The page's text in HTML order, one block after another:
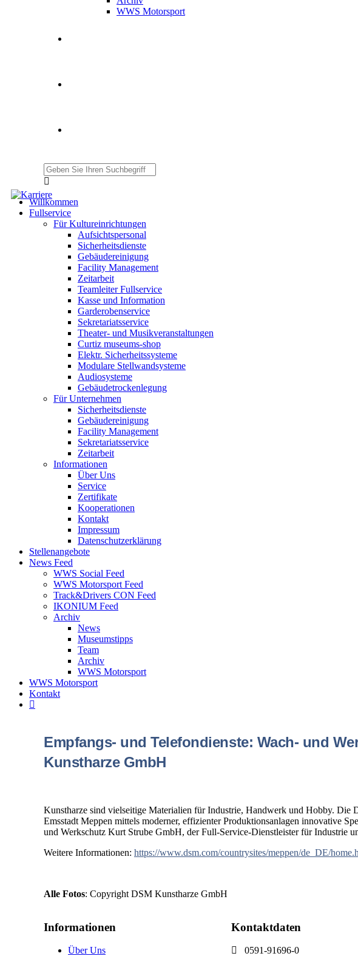
WWS Motorsport
Willkommen
Fullservice
Für Kultureinrichtungen
Aufsichtspersonal
Sicherheitsdienste
Gebäudereinigung
Facility Management
Zeitarbeit
Teamleiter Fullservice
Kasse und Information
Garderobenservice
Sekretariatsservice
Theater- und Musikveranstaltungen
Curtiz museums-shop
Elektr. Sicherheitssysteme
Modulare Stellwandsysteme
Audiosysteme
Gebäudetrockenlegung
Für Unternehmen
Sicherheitsdienste
Gebäudereinigung
Facility Management
Sekretariatsservice
Zeitarbeit
Informationen
Über Uns
Service
Zertifikate
Kooperationen
Kontakt
Impressum
Datenschutzerklärung
Stellenangebote
News Feed
WWS Social Feed
WWS Motorsport Feed
Track&Drivers CON Feed
IKONIUM Feed
Archiv
News
Museumstipps
Team
Archiv
WWS Motorsport
WWS Motorsport
Kontakt
Empfangs- und Telefondienste: Wach- und
Kunstharze GmbH
Kunstharze sind vielseitige Materialien für Industrie, Handwerk und Hobby.
Emsstadt Meppen mittels moderner, effizienter Produktionsanlagen innovative
und Werkschutz Kurt Strube GmbH, der Full-Service-Dienstleister für Industrie
Weitere Informationen: https://www.dsm.com/countrysites/meppen/de_DE/
Alle Fotos: Copyright DSM Kunstharze GmbH
Informationen
Über Uns
Kontaktdaten
0591-91696-0